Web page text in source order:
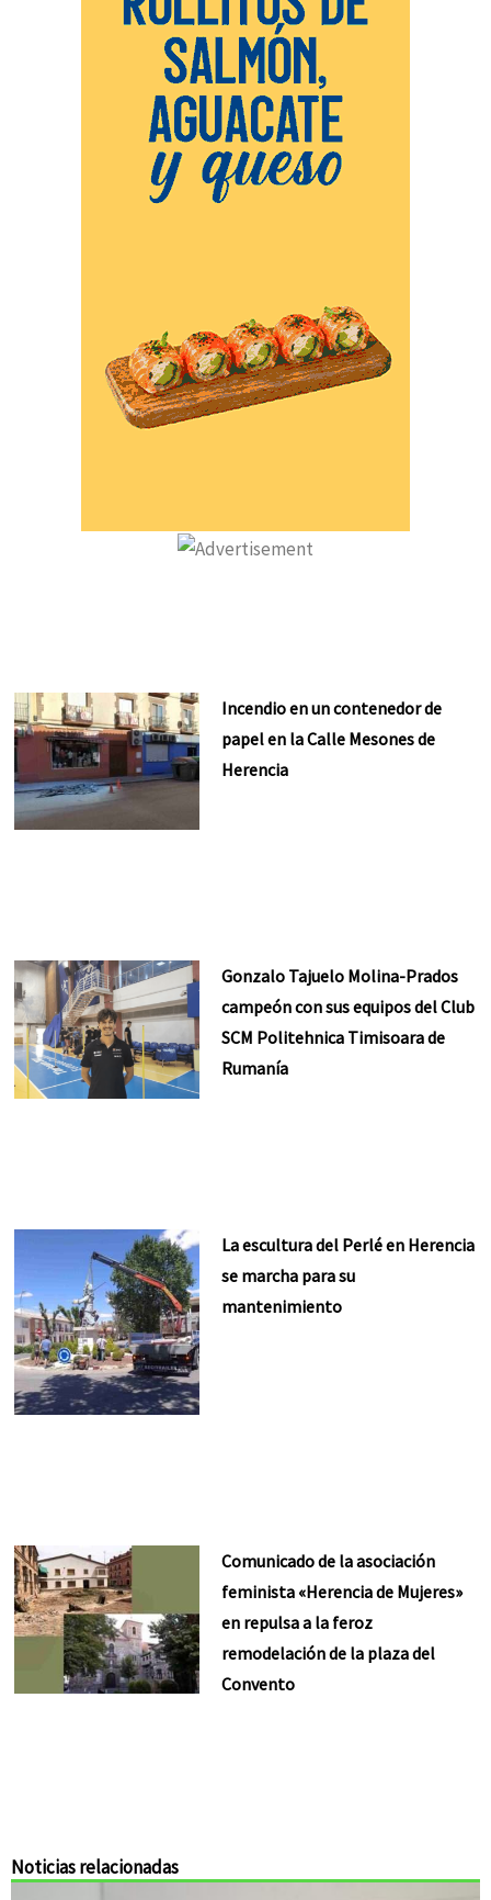
Incendio en un contenedor de
papel en la Calle Mesones de
Herencia
Gonzalo Tajuelo Molina-Prados
campeón con sus equipos del Club
SCM Politehnica Timisoara de
Rumanía
La escultura del Perlé en Herencia
se marcha para su
mantenimiento
Comunicado de la asociación
feminista «Herencia de Mujeres»
en repulsa a la feroz
remodelación de la plaza del
Convento
Noticias relacionadas